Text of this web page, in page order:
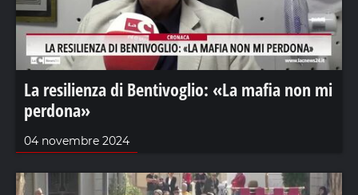
La resilienza di Bentivoglio: «La mafia non mi
perdona»
04 novembre 2024